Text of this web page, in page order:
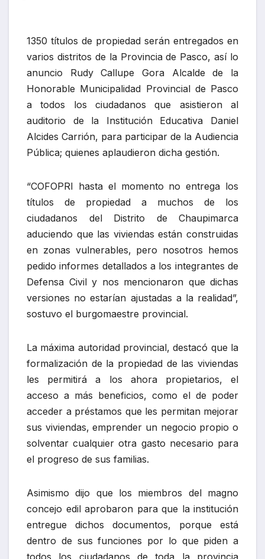
1350 títulos de propiedad serán entregados en
varios distritos de la Provincia de Pasco, así lo
anuncio Rudy Callupe Gora Alcalde de la
Honorable Municipalidad Provincial de Pasco
a todos los ciudadanos que asistieron al
auditorio de la Institución Educativa Daniel
Alcides Carrión, para participar de la Audiencia
Pública; quienes aplaudieron dicha gestión.
“COFOPRI hasta el momento no entrega los
títulos de propiedad a muchos de los
ciudadanos del Distrito de Chaupimarca
aduciendo que las viviendas están construidas
en zonas vulnerables, pero nosotros hemos
pedido informes detallados a los integrantes de
Defensa Civil y nos mencionaron que dichas
versiones no estarían ajustadas a la realidad”,
sostuvo el burgomaestre provincial.
La máxima autoridad provincial, destacó que la
formalización de la propiedad de las viviendas
les permitirá a los ahora propietarios, el
acceso a más beneficios, como el de poder
acceder a préstamos que les permitan mejorar
sus viviendas, emprender un negocio propio o
solventar cualquier otra gasto necesario para
el progreso de sus familias.
Asimismo dijo que los miembros del magno
concejo edil aprobaron para que la institución
entregue dichos documentos, porque está
dentro de sus funciones por lo que piden a